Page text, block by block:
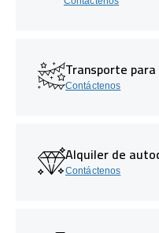
Transporte
Contáctenos
Alquiler de
Contáctenos